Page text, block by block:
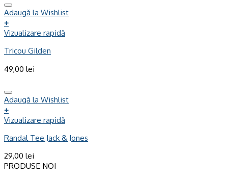
Adaugă la Wishlist
+
Vizualizare rapidă
Tricou Gilden
49,00 lei
Adaugă la Wishlist
+
Vizualizare rapidă
Randal Tee Jack & Jones
29,00 lei
PRODUSE NOI